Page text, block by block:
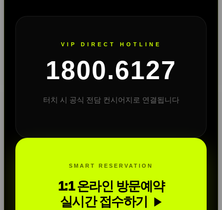
VIP DIRECT HOTLINE
1800.6127
터치 시 공식 전담 컨시어지로 연결됩니다
SMART RESERVATION
1:1 온라인 방문예약
실시간 접수하기
▶